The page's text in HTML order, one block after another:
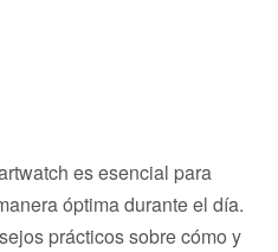
es esencial para
óptima durante el día.
prácticos sobre cómo y